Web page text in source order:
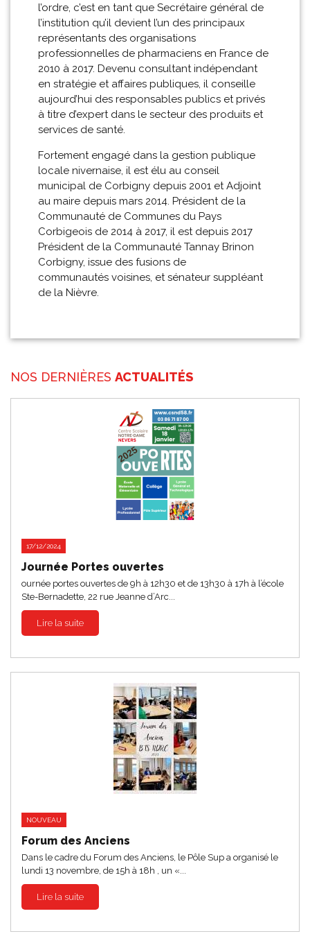
NOS DERNIÈRES ACTUALITÉS
17/12/2024
Journée Portes ouvertes
ournée portes ouvertes de 9h à 12h30 et de 13h30 à 17h à l’école
Ste-Bernadette, 22 rue Jeanne d’Arc...
Lire la suite
NOUVEAU
Forum des Anciens
Dans le cadre du Forum des Anciens, le Pôle Sup a organisé le
lundi 13 novembre, de 15h à 18h , un «...
Lire la suite
l’ordre, c’est en tant que Secrétaire général de
l’institution qu’il devient l’un des principaux
représentants des organisations
professionnelles de pharmaciens en France de
2010 à 2017. Devenu consultant indépendant
en stratégie et affaires publiques, il conseille
aujourd’hui des responsables publics et privés
à titre d’expert dans le secteur des produits et
services de santé.
Fortement engagé dans la gestion publique
locale nivernaise, il est élu au conseil
municipal de Corbigny depuis 2001 et Adjoint
au maire depuis mars 2014. Président de la
Communauté de Communes du Pays
Corbigeois de 2014 à 2017, il est depuis 2017
Président de la Communauté Tannay Brinon
Corbigny, issue des fusions de
communautés voisines, et sénateur suppléant
de la Nièvre.